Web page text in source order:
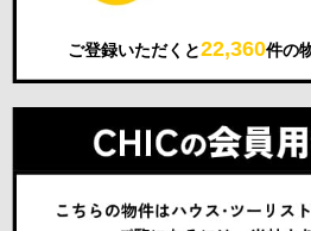
ご登録いただくと22,360件の